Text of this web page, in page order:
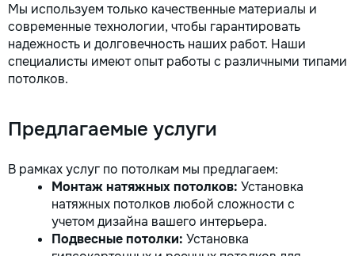
Мы используем только качественные материалы и
современные технологии, чтобы гарантировать
надежность и долговечность наших работ. Наши
специалисты имеют опыт работы с различными типами
потолков.
Предлагаемые услуги
В рамках услуг по потолкам мы предлагаем:
Монтаж натяжных потолков: Установка
натяжных потолков любой сложности с
учетом дизайна вашего интерьера.
Подвесные потолки: Установка